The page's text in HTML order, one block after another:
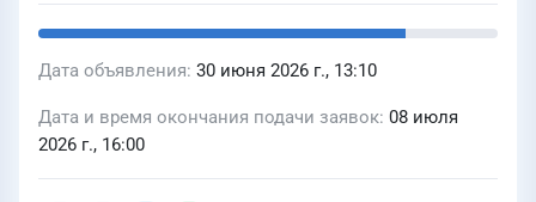
Дата объявления 30 июня 2026 г., 13:10
Дата и время окончания подачи заявок 08 июля
2026 г., 16:00